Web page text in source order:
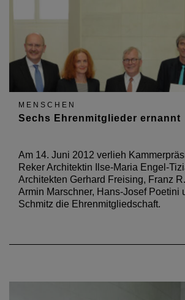
MENSCHEN
Sechs Ehrenmitglieder ernannt
Am 14. Juni 2012 verlieh
Reker Architektin Ilse-Maria Engel-
Architekten Gerhard Freising, Franz
Armin Marschner, Hans-Josef Poetini
Schmitz die Ehrenmitgliedschaft.